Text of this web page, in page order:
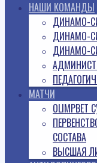
НАШИ КОМАНДЫ
ДИНАМО-
ДИНАМО-
ДИНАМО-
МАТЧИ
OLIMPBET
СОСТАВА
ВЫСШАЯ